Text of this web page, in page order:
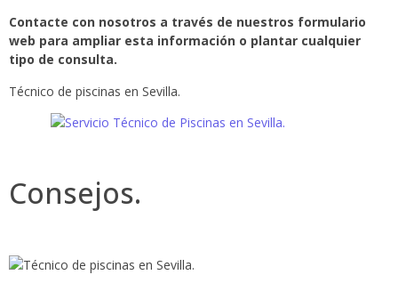
Contacte con nosotros a través de nuestros formulario
web para ampliar esta información o plantar cualquier
tipo de consulta.
Técnico de piscinas en Sevilla.
Consejos.